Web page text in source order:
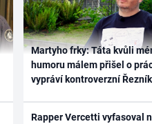
Martyho frky: Táta kvůli
humoru málem přišel o
vypráví kontroverzní Řezník
Rapper Vercetti vyfasoval